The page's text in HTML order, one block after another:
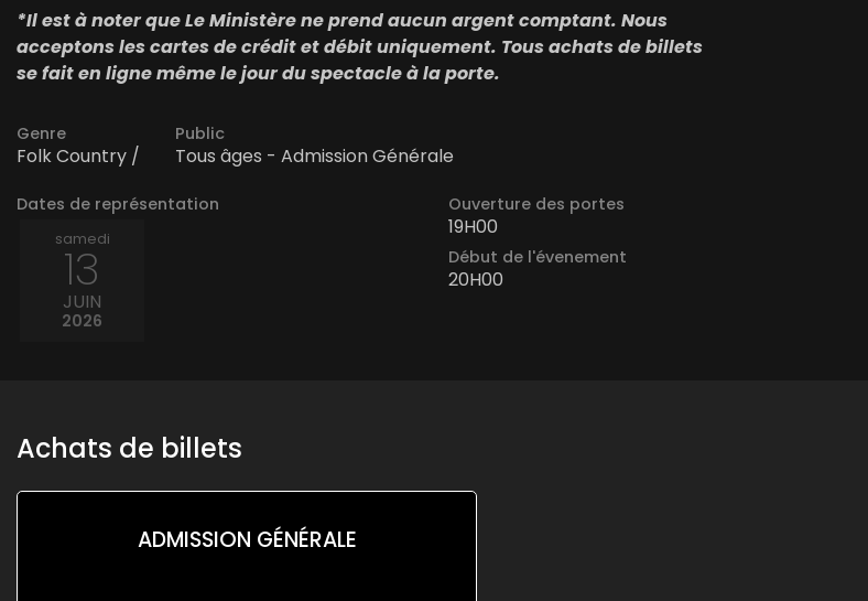
*Il est à noter que Le Ministère ne prend aucun argent comptant. Nous
acceptons les cartes de crédit et débit uniquement. Tous achats de billets
se fait en ligne même le jour du spectacle à la porte.
Genre
Folk Country /
Public
Tous âges - Admission Générale
Dates de représentation
samedi
13
JUIN
2026
Ouverture des portes
19H00
Début de l'évenement
20H00
Achats de billets
ADMISSION GÉNÉRALE